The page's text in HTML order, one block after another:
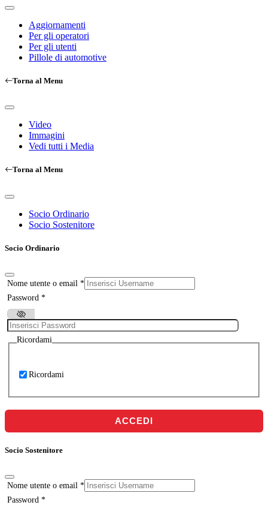
Aggiornamenti
Per gli operatori
Per gli utenti
Pillole di automotive
Torna al Menu
Video
Immagini
Vedi tutti i Media
Torna al Menu
Socio Ordinario
Socio Sostenitore
Socio Ordinario
Nome utente o email *
Password *
Ricordami
Ricordami
ACCEDI
Socio Sostenitore
Nome utente o email *
Password *